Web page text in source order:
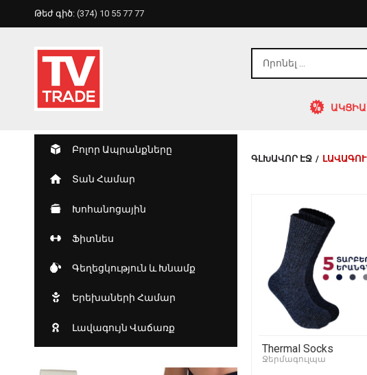
Թեժ գիծ: (374) 10 55 77 77
ԱԿՑԻԱ
Բոլոր Ապրանքները
Տան Համար
Խոհանոցային
Ֆիտնես
Գեղեցկություն ԵՒ Խնամք
Երեխաների Համար
Լավագույն Վաճառք
ԳԼԽԱՎՈՐ ԷՋ /
Thermal Socks
Ջերմագուլպա